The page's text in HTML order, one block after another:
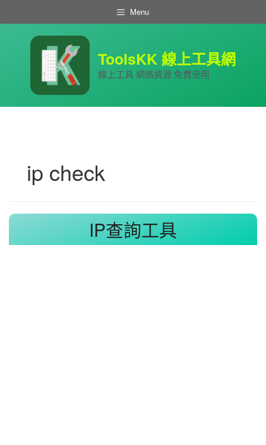
Menu
ToolsKK 線上工具網
線上工具 網路資源 免費使用
ip check
IP查詢工具